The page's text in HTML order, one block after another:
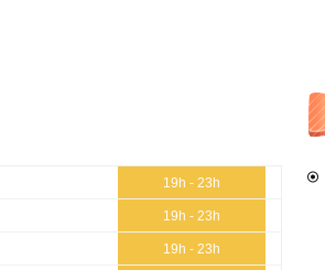
19h - 23h
19h - 23h
19h - 23h